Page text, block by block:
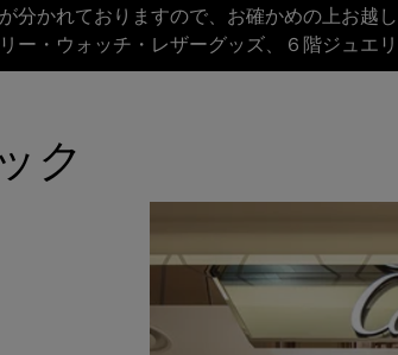
分かれておりますので、お確かめの上お越し
ー・ウォッチ・レザーグッズ、６階ジュエ
ク